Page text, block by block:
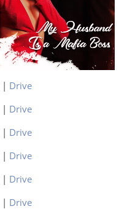
| Drive
| Drive
| Drive
| Drive
| Drive
| Drive